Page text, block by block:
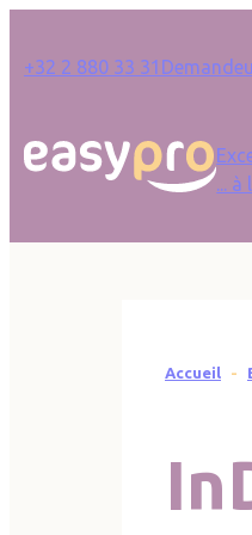
... à
Quick Links
+32 2 880 33 31
Fil
Accueil
Panneau de gestion des